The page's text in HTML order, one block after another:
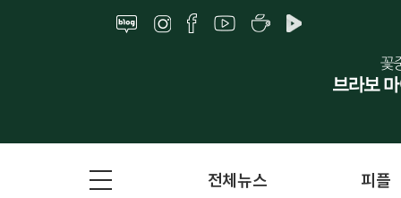
전체뉴스 피플